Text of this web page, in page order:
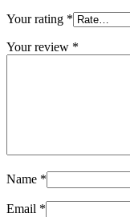
Your rating *
Your review *
Name *
Email *